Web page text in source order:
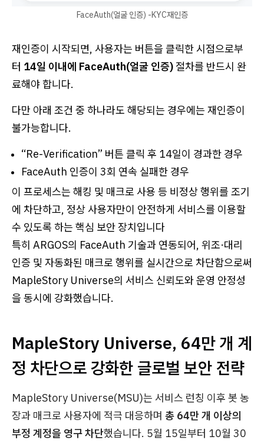
FaceAuth(얼굴 인증) -KYC재인증
재인증이 시작되면, 사용자는 버튼을 클릭한 시점으로부
터 14일 이내에 FaceAuth(얼굴 인증) 절차를 반드시 완
료해야 합니다.
다만 아래 조건 중 하나라도 해당되는 경우에는 재인증이
불가능합니다.
“Re-Verification” 버튼 클릭 후 14일이 경과한 경우
FaceAuth 인증이 3회 연속 실패한 경우
이 프로세스는 해킹 및 매크로 사용 등 비정상 행위를 조기
에 차단하고, 정상 사용자만이 안전하게 서비스를 이용할
수 있도록 하는 핵심 보안 장치입니다
특히 ARGOS의 FaceAuth 기술과 연동되어, 위조·대리
인증 및 자동화된 매크로 행위를 실시간으로 차단함으로써
MapleStory Universe의 서비스 신뢰도와 운영 안정성
을 동시에 강화했습니다.
MapleStory Universe, 64만 개 계
정 차단으로 강화한 글로벌 보안 전략
MapleStory Universe(MSU)는 서비스 런칭 이후 봇 농
장과 매크로 사용자에 적극 대응하며 총 64만 개 이상의
부정 계정을 영구 차단했습니다. 5월 15일부터 10월 30